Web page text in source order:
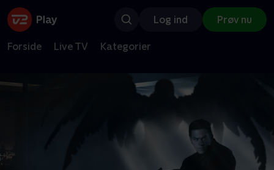
Log ind Prøv nu
Forside Live TV Kategorier